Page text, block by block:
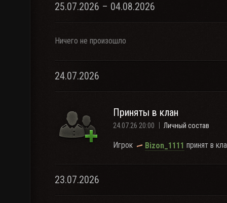
25.07.2026 – 04.08.2026
Ничего не произошло
24.07.2026
Приняты в клан
24.07.26 20:00 Личный состав
Игрок Bizon_1111 принят в
23.07.2026